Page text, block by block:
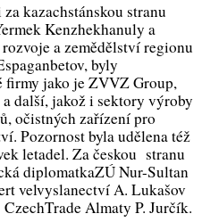
kazachstánskou stranu
Kenzhekhanuly a
a zemědělství regionu
byly
firmy jako je ZVVZ Group,
další, jakož i sektory výroby
očistných zařízení pro
Pozornost byla udělena též
letadel. Za českou stranu
diplomatkaZÚ Nur-Sultan
velvyslanectví A. Lukašov
Almaty P. Jurčík.